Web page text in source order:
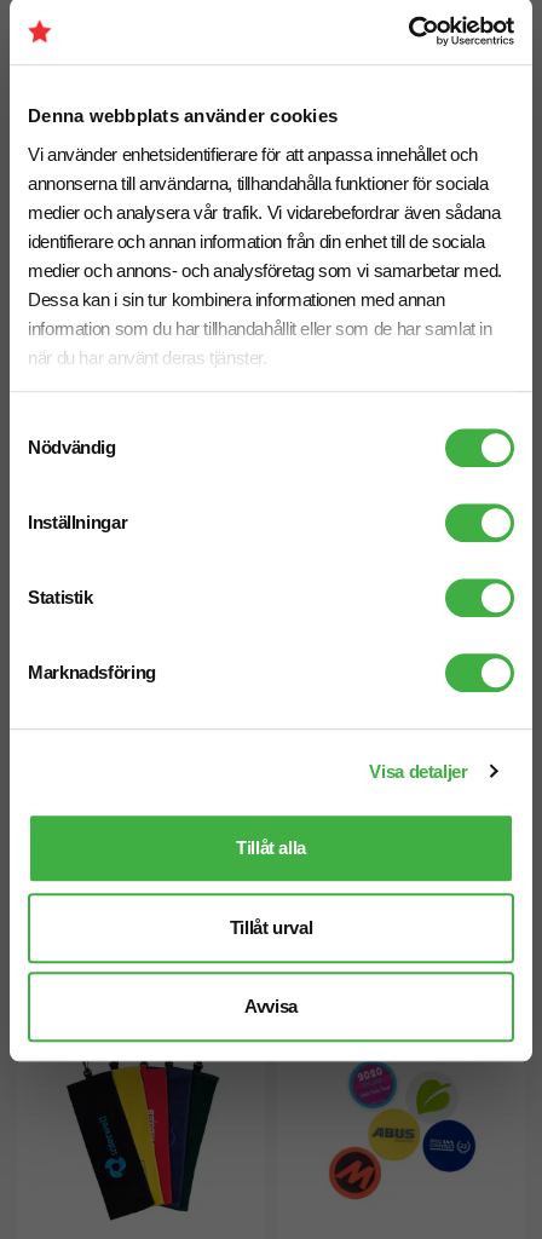
Denna webbplats använder cookies
Vi använder enhetsidentifierare för att anpassa innehållet och
annonserna till användarna, tillhandahålla funktioner för sociala
medier och analysera vår trafik. Vi vidarebefordrar även sådana
identifierare och annan information från din enhet till de sociala
medier och annons- och analysföretag som vi samarbetar med.
Dessa kan i sin tur kombinera informationen med annan
information som du har tillhandahållit eller som de har samlat in
när du har använt deras tjänster.
Nödvändig
Inställningar
Statistik
Marknadsföring
Visa detaljer
Tillåt alla
Tillåt urval
Avvisa
Golfboll Callaway Chrome Tour Golfboll Callaway Super Soft
Golfboll Titleist Tour Soft
Golf Startkit Klassisk Boll